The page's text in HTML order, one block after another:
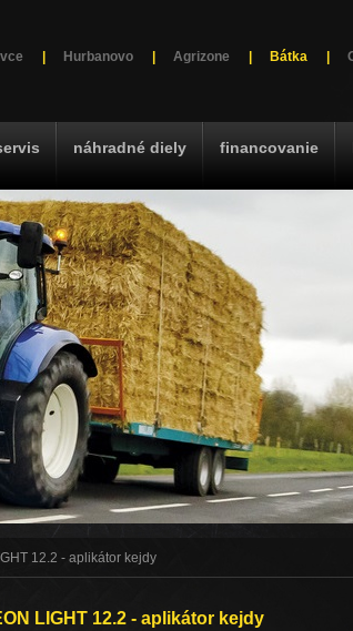
Hurbanovo Agrizone Bátka
náhradné diely financovanie
12.2 - aplikátor kejdy
LIGHT 12.2 - aplikátor kejdy